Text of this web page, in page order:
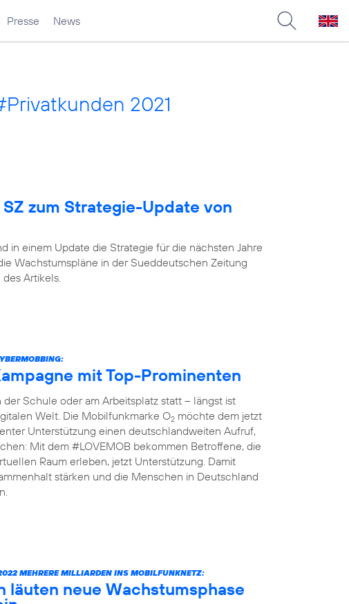
Presse News
2021
zum Strategie-Update von
in einem Update die Strategie für die nächsten Jahre
Wachstumspläne in der Sueddeutschen Zeitung
des Artikels.
mit Top-Prominenten
Schule oder am Arbeitsplatz statt – längst ist
Welt. Die Mobilfunkmarke O2 möchte dem jetzt
Unterstützung einen deutschlandweiten Aufruf,
Mit dem #LOVEMOB bekommen Betroffene, die
Raum erleben, jetzt Unterstützung. Damit
stärken und die Menschen in Deutschland
MEHRERE MILLIARDEN INS MOBILFUNKNETZ:
läuten neue Wachstumsphase